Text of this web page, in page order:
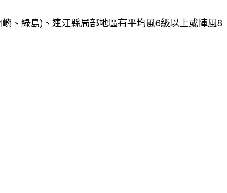
、綠島)、連江縣局部地區有平均風6級以上或陣風8